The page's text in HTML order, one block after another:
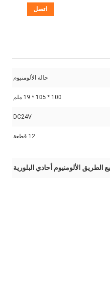
اتصل
حالة الألومنيوم
100 * 105 * 19 ملم
DC24V
12 قطعة
الطريق الألومنيوم أحادي البلورية